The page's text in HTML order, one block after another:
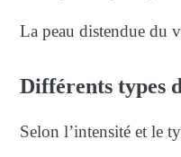
La peau distendue du
Différents types
Selon l’intensité et le